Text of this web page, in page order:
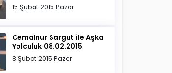
15 Şubat 2015 Pazar
Cemalnur Sargut ile Aşka
Yolculuk 08.02.2015
8 Şubat 2015 Pazar